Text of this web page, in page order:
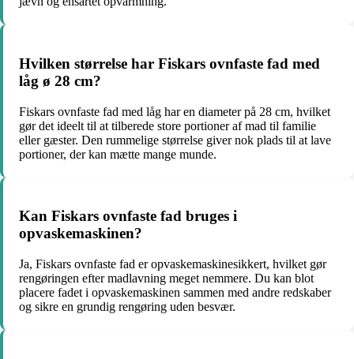
Hvilken størrelse har Fiskars ovnfaste fad med
låg ø 28 cm?
Fiskars ovnfaste fad med låg har en diameter på 28 cm, hvilket
gør det ideelt til at tilberede store portioner af mad til familie
eller gæster. Den rummelige størrelse giver nok plads til at lave
portioner, der kan mætte mange munde.
Kan Fiskars ovnfaste fad bruges i
opvaskemaskinen?
Ja, Fiskars ovnfaste fad er opvaskemaskinesikkert, hvilket gør
rengøringen efter madlavning meget nemmere. Du kan blot
placere fadet i opvaskemaskinen sammen med andre redskaber
og sikre en grundig rengøring uden besvær.